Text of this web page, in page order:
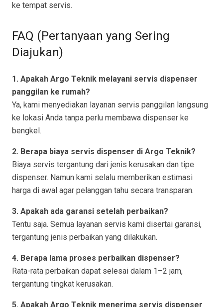
ke tempat servis.
FAQ (Pertanyaan yang Sering
Diajukan)
1. Apakah Argo Teknik melayani servis dispenser
panggilan ke rumah?
Ya, kami menyediakan layanan servis panggilan langsung
ke lokasi Anda tanpa perlu membawa dispenser ke
bengkel.
2. Berapa biaya servis dispenser di Argo Teknik?
Biaya servis tergantung dari jenis kerusakan dan tipe
dispenser. Namun kami selalu memberikan estimasi
harga di awal agar pelanggan tahu secara transparan.
3. Apakah ada garansi setelah perbaikan?
Tentu saja. Semua layanan servis kami disertai garansi,
tergantung jenis perbaikan yang dilakukan.
4. Berapa lama proses perbaikan dispenser?
Rata-rata perbaikan dapat selesai dalam 1–2 jam,
tergantung tingkat kerusakan.
5. Apakah Argo Teknik menerima servis dispenser